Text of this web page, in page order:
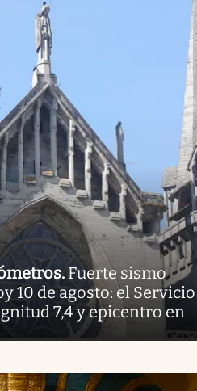
. Fuerte sismo
10 de agosto: el Servicio
7,4 y epicentro en